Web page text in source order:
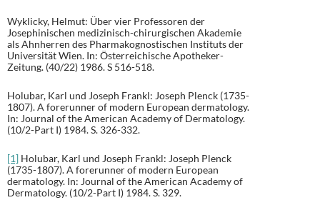
Wyklicky, Helmut: Über vier Professoren der
Josephinischen medizinisch-chirurgischen Akademie
als Ahnherren des Pharmakognostischen Instituts der
Universität Wien. In: Österreichische Apotheker-
Zeitung. (40/22) 1986. S 516-518.
Holubar, Karl und Joseph Frankl: Joseph Plenck (1735-
1807). A forerunner of modern European dermatology.
In: Journal of the American Academy of Dermatology.
(10/2-Part I) 1984. S. 326-332.
[1] Holubar, Karl und Joseph Frankl: Joseph Plenck
(1735-1807). A forerunner of modern European
dermatology. In: Journal of the American Academy of
Dermatology. (10/2-Part I) 1984. S. 329.